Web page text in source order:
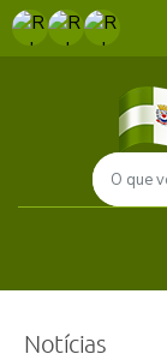
Notícias